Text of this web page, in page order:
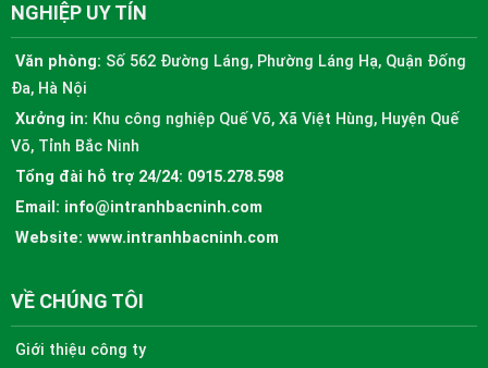
NGHIỆP UY TÍN
Văn phòng: Số 562 Đường Láng, Phường Láng Hạ, Quận Đống
Đa, Hà Nội
Xưởng in: Khu công nghiệp Quế Võ, Xã Việt Hùng, Huyện Quế
Võ, Tỉnh Bắc Ninh
Tổng đài hỗ trợ 24/24: 0915.278.598
Email: info@intranhbacninh.com
Website: www.intranhbacninh.com
VỀ CHÚNG TÔI
Giới thiệu công ty